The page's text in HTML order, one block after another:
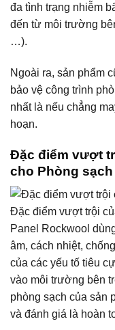
đa tình trạng nhiễm
đến từ môi trường
…).
Ngoài ra, sản phẩm
bảo vệ công trình
nhất là nếu chẳng
hoạn.
Đặc điểm vượt
cho Phòng sạch
Đặc điểm vượt trội
Panel Rockwool
âm, cách nhiệt,
của các yếu tố tiêu
vào môi trường bên
phòng sạch của sản
và đánh giá là hoàn